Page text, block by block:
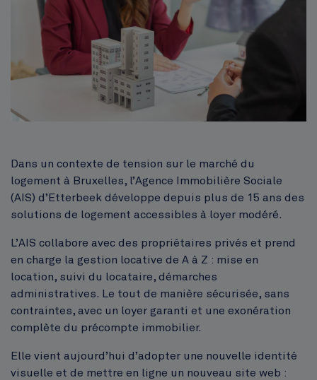
Corps
Dans un contexte de tension sur le marché du
logement à Bruxelles, l’Agence Immobilière Sociale
(AIS) d’Etterbeek développe depuis plus de 15 ans des
solutions de logement accessibles à loyer modéré.
L’AIS collabore avec des propriétaires privés et prend
en charge la gestion locative de A à Z : mise en
location, suivi du locataire, démarches
administratives. Le tout de manière sécurisée, sans
contraintes, avec un loyer garanti et une exonération
complète du précompte immobilier.
Elle vient aujourd’hui d’adopter une nouvelle identité
visuelle et de mettre en ligne un nouveau site web :